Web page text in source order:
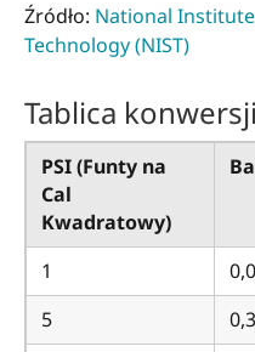
Źródło: National
Technology (NIST)
Tablica konwersji
PSI (Funty na
Cal
Kwadratowy)
1
5